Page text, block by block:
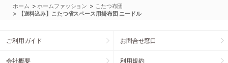
ホーム >ホームファッション > こたつ布団
> 【送料込み】こたつ省スペース用掛布団 ニードル
ご利用ガイド お問合せ窓口
会社概要 利用規約